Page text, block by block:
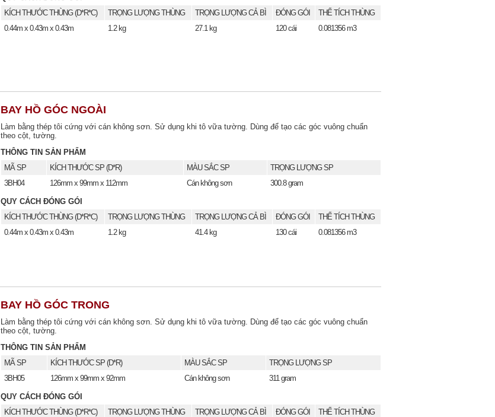
KÍCH THƯỚC THÙNG (D*R*C)
TRỌNG LƯỢNG THÙNG TRỌNG LƯỢNG CẢ BÌ ĐÓNG GÓI
THỂ TÍCH THÙNG
0.44m x 0.43m x 0.43m
1.2 kg 27.1 kg 120 cái 0.081356 m3
BAY HỒ GÓC NGOÀI
Làm bằng thép tôi cứng với cán không sơn. Sử dụng khi tô vữa tường. Dùng để tạo các góc vuông chuẩn
theo cột, tường.
THÔNG TIN SẢN PHẨM
MÃ SP
KÍCH THƯỚC SP (D*R) MÀU SẮC SP
TRỌNG LƯỢNG SP
3BH04
126mm x 99mm x 112mm Cán không sơn 300.8 gram
QUY CÁCH ĐÓNG GÓI
KÍCH THƯỚC THÙNG (D*R*C)
TRỌNG LƯỢNG THÙNG TRỌNG LƯỢNG CẢ BÌ ĐÓNG GÓI
THỂ TÍCH THÙNG
0.44m x 0.43m x 0.43m
1.2 kg 41.4 kg 130 cái 0.081356 m3
BAY HỒ GÓC TRONG
Làm bằng thép tôi cứng với cán không sơn. Sử dụng khi tô vữa tường. Dùng để tạo các góc vuông chuẩn
theo cột, tường.
THÔNG TIN SẢN PHẨM
MÃ SP
KÍCH THƯỚC SP (D*R) MÀU SẮC SP
TRỌNG LƯỢNG SP
3BH05
126mm x 99mm x 92mm Cán không sơn 311 gram
QUY CÁCH ĐÓNG GÓI
KÍCH THƯỚC THÙNG (D*R*C)
TRỌNG LƯỢNG THÙNG TRỌNG LƯỢNG CẢ BÌ ĐÓNG GÓI
THỂ TÍCH THÙNG